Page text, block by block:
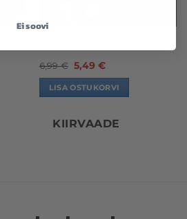
6,99€ 5,49 €
LISA OSTUKORVI
KIIRVAADE
Ei soovi